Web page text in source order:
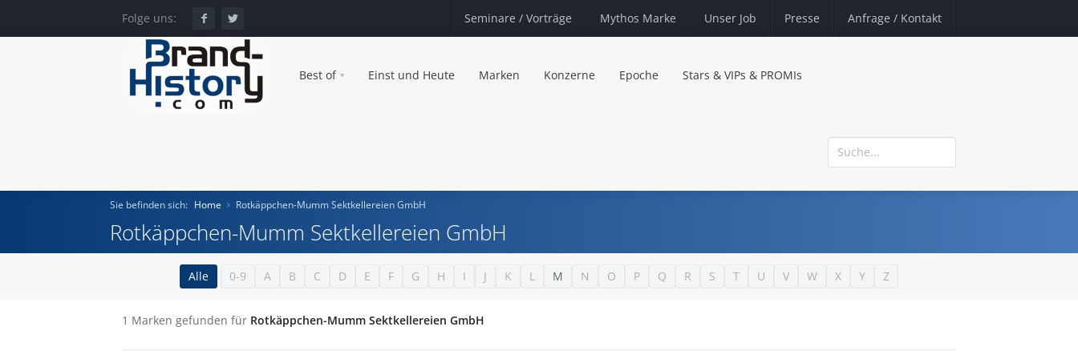
Folge uns: Seminare / Vorträge Mythos Marke Unser Job Presse Anfrage / Kontakt
Best of Einst und Heute Marken Konzerne Epoche Stars & VIPs & PROMIs
Sie befinden sich: Home Rotkäppchen-Mumm Sektkellereien GmbH
Rotkäppchen-Mumm Sektkellereien GmbH
Alle 0-9 A B C D E F G H I J K L M N O P Q R S T U V W X Y Z
1 Marken gefunden für Rotkäppchen-Mumm Sektkellereien GmbH